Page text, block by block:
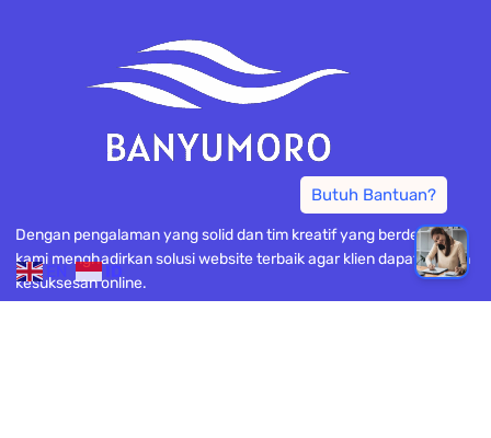
Dengan pengalaman yang solid dan tim kreatif yang berdedikasi,
kami menghadirkan solusi website terbaik agar klien dapat meraih
kesuksesan online.
EN ID